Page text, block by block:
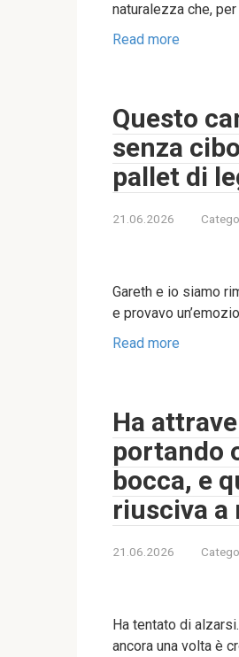
naturalezza che,
Read more
Questo
senza
pallet di
21.06.2026
Gareth e io siamo
e provavo
Read more
Ha
portando
bocca, e
riusciva a
21.06.2026
Ha tentato di
ancora una volta è